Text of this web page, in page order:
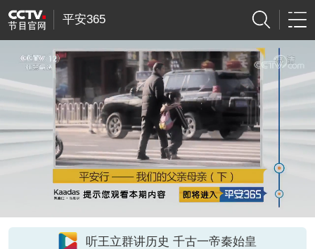
平安365
听王立群讲历史 千古一帝秦始皇